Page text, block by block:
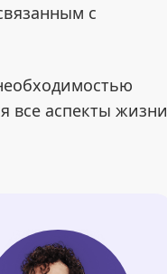
с
все аспекты жизни